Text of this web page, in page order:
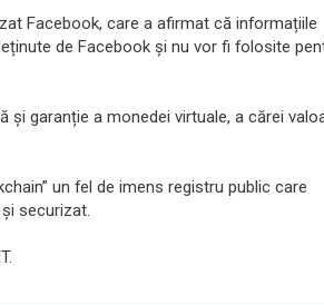
Facebook, care a afirmat că informațiile
de Facebook și nu vor fi folosite
garanție a monedei virtuale, a cărei
un fel de imens registru public care
securizat.